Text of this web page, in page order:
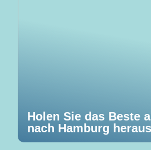
Holen Sie das Beste
nach Hamburg heraus